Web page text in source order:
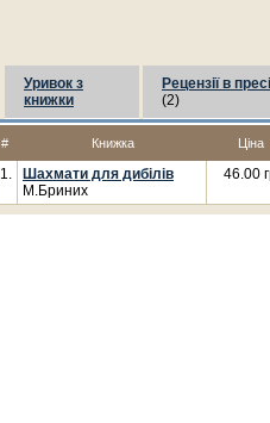
Уривок з
книжки
Рецензії в пресі
(2)
# Книжка Ціна
1.
Шахмати для дибілів
М.Бриних
46.00